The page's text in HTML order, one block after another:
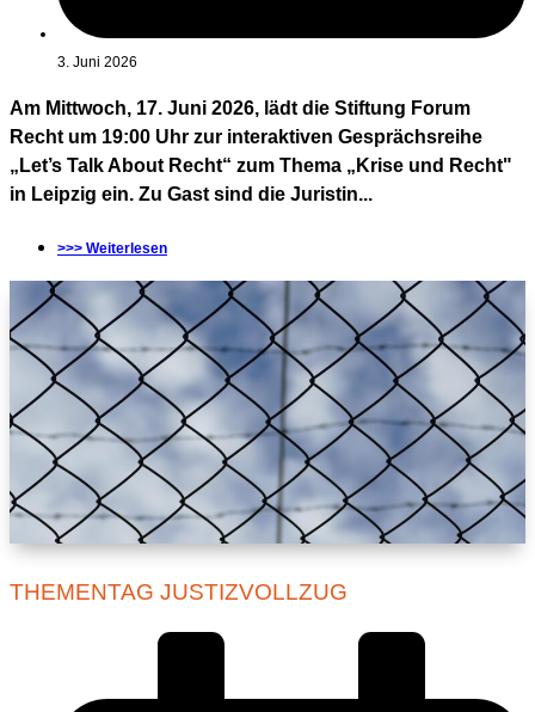
3. Juni 2026
Am Mittwoch, 17. Juni 2026, lädt die Stiftung Forum
Recht um 19:00 Uhr zur interaktiven Gesprächsreihe
„Let’s Talk About Recht“ zum Thema „Krise und Recht"
in Leipzig ein. Zu Gast sind die Juristin...
>>> Weiterlesen
THEMENTAG JUSTIZVOLLZUG